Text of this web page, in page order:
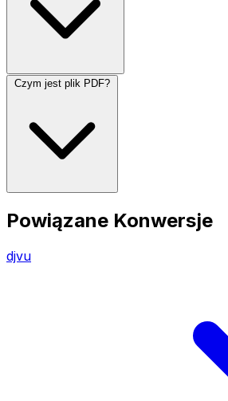
Czym jest plik PDF?
Powiązane Konwersje
djvu